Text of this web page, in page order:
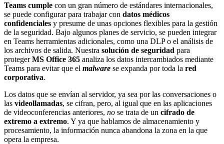
Teams cumple con un gran número de estándares internacionales,
se puede configurar para trabajar con datos médicos
confidenciales y presume de unas opciones flexibles para la gestión
de la seguridad. Bajo algunos planes de servicio, se pueden integrar
en Teams herramientas adicionales, como una DLP o el análisis de
los archivos de salida. Nuestra solución de seguridad para
protegerMS Office 365 analiza los datos intercambiados mediante
Teams para evitar que el malware se expanda por toda la red
corporativa.
Los datos que se envían al servidor, ya sea por las conversaciones o
las videollamadas, se cifran, pero, al igual que en las aplicaciones
de videoconferencias anteriores, no se trata de un cifrado de
extremo a extremo. Y ya que hablamos de almacenamiento y
procesamiento, la información nunca abandona la zona en la que
opera la empresa.